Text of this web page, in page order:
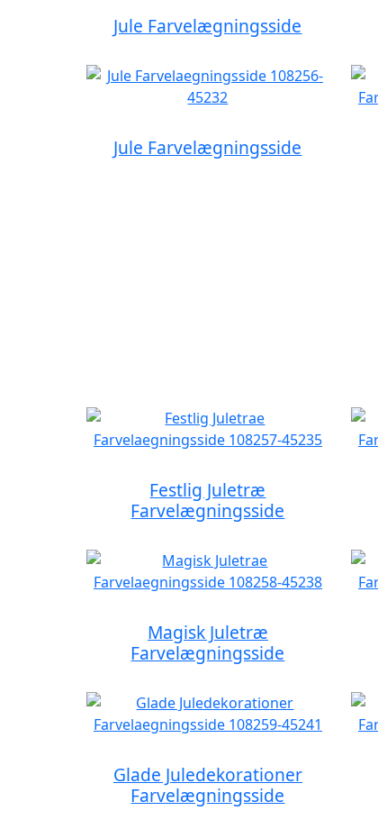
Jule Farvelægningsside
Jule Farvelægningsside
Festlig Juletræ
Farvelægningsside
Magisk Juletræ
Farvelægningsside
Glade Juledekorationer
Farvelægningsside